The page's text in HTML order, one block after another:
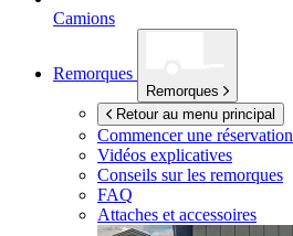
Camions
Remorques
Remorques
Retour au menu principal
Commencer une réservation
Vidéos explicatives
Conseils sur les remorques
FAQ
Attaches et accessoires